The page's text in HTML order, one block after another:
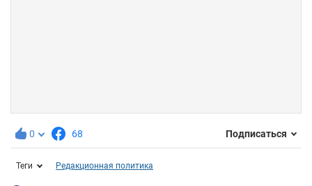
0 68 Подписаться
Теги Редакционная политика